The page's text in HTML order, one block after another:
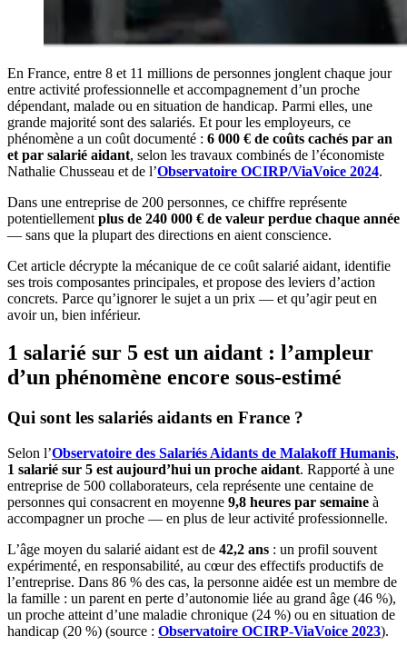
En France, entre 8 et 11 millions de personnes jonglent chaque jour
entre activité professionnelle et accompagnement d’un proche
dépendant, malade ou en situation de handicap. Parmi elles, une
grande majorité sont des salariés. Et pour les employeurs, ce
phénomène a un coût documenté : 6 000 € de coûts cachés par an
et par salarié aidant, selon les travaux combinés de l’économiste
Nathalie Chusseau et de l’Observatoire OCIRP/ViaVoice 2024.
Dans une entreprise de 200 personnes, ce chiffre représente
potentiellement plus de 240 000 € de valeur perdue chaque année
— sans que la plupart des directions en aient conscience.
Cet article décrypte la mécanique de ce coût salarié aidant, identifie
ses trois composantes principales, et propose des leviers d’action
concrets. Parce qu’ignorer le sujet a un prix — et qu’agir peut en
avoir un, bien inférieur.
1 salarié sur 5 est un aidant : l’ampleur
d’un phénomène encore sous-estimé
Qui sont les salariés aidants en France ?
Selon l’Observatoire des Salariés Aidants de Malakoff Humanis,
1 salarié sur 5 est aujourd’hui un proche aidant. Rapporté à une
entreprise de 500 collaborateurs, cela représente une centaine de
personnes qui consacrent en moyenne 9,8 heures par semaine à
accompagner un proche — en plus de leur activité professionnelle.
L’âge moyen du salarié aidant est de 42,2 ans : un profil souvent
expérimenté, en responsabilité, au cœur des effectifs productifs de
l’entreprise. Dans 86 % des cas, la personne aidée est un membre de
la famille : un parent en perte d’autonomie liée au grand âge (46 %),
un proche atteint d’une maladie chronique (24 %) ou en situation de
handicap (20 %) (source : Observatoire OCIRP-ViaVoice 2023).